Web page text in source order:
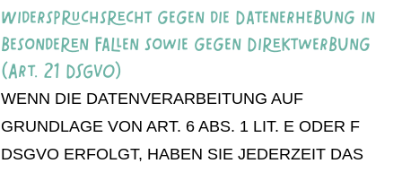
Widerspruchsrecht gegen die Datenerhebung in
besonderen Fällen sowie gegen Direktwerbung
(Art. 21 DSGVO)
WENN DIE DATENVERARBEITUNG AUF
GRUNDLAGE VON ART. 6 ABS. 1 LIT. E ODER F
DSGVO ERFOLGT, HABEN SIE JEDERZEIT DAS